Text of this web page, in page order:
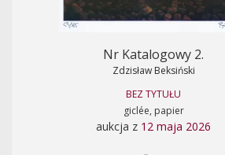
Nr Katalogowy 2.
Zdzisław Beksiński
BEZ TYTUŁU
giclée, papier
aukcja z 12 maja 2026